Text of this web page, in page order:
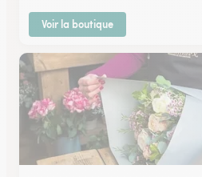
Voir la boutique